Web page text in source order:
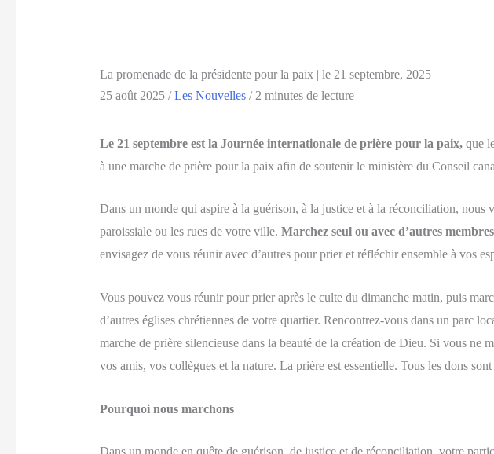
La promenade de la présidente pour la paix | le 21 septembre, 2025
25 août 2025 /Les Nouvelles/ 2 minutes de lecture
Le 21 septembre est la Journée internationale de prière pour la paix,que
à une marche de prière pour la paix afin de soutenir le ministère du Conseil
Dans un monde qui aspire à la guérison, à la justice et à la réconciliation,
paroissiale ou les rues de votre ville. Marchez seul ou avec d’autres
envisagez de vous réunir avec d’autres pour prier et réfléchir ensemble à vos
Vous pouvez vous réunir pour prier après le culte du dimanche matin, puis
d’autres églises chrétiennes de votre quartier. Rencontrez-vous dans un parc
marche de prière silencieuse dans la beauté de la création de Dieu. Si vous
vos amis, vos collègues et la nature. La prière est essentielle. Tous les dons
Pourquoi nous marchons